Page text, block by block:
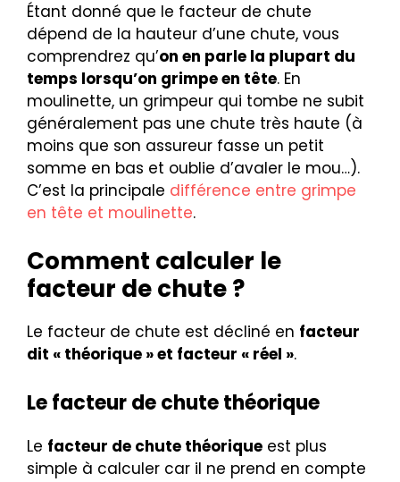
Étant donné que le facteur de chute
dépend de la hauteur d’une chute, vous
comprendrez qu’on en parle la plupart du
temps lorsqu’on grimpe en tête. En
moulinette, un grimpeur qui tombe ne subit
généralement pas une chute très haute (à
moins que son assureur fasse un petit
somme en bas et oublie d’avaler le mou…).
C’est la principale différence entre grimpe
en tête et moulinette.
Comment calculer le
facteur de chute ?
Le facteur de chute est décliné en facteur
dit « théorique » et facteur « réel ».
Le facteur de chute théorique
Le facteur de chute théorique est plus
simple à calculer car il ne prend en compte